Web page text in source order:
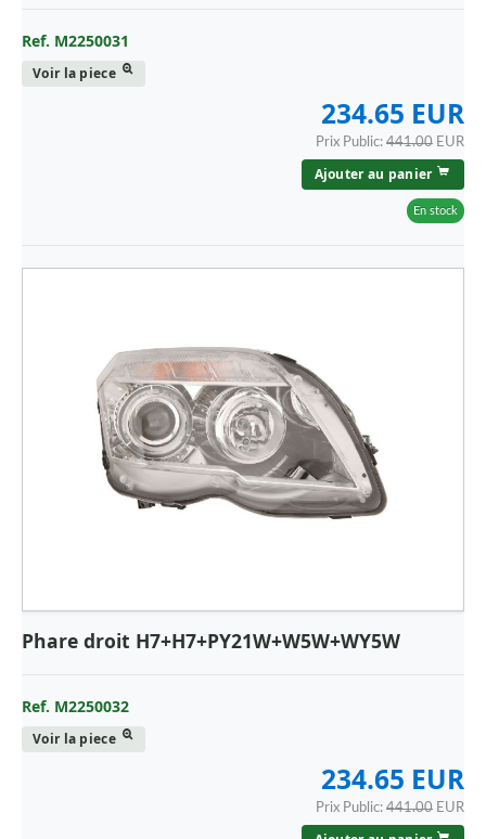
Ref. M2250031
Voir la piece
234.65 EUR
Prix Public: 441.00 EUR
Ajouter au panier
En stock
Phare droit H7+H7+PY21W+W5W+WY5W
Ref. M2250032
Voir la piece
234.65 EUR
Prix Public: 441.00 EUR